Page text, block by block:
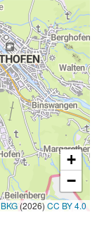
+
−
BKG(2026) CC BY 4.0